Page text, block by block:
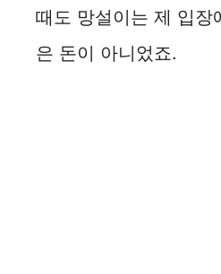
때도 망설이는 제 입장
은 돈이 아니었죠.